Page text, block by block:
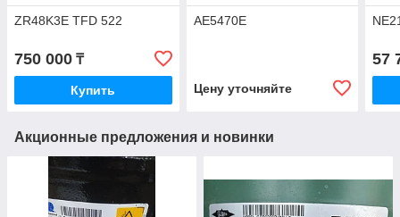
ZR48K3E TFD 522
750 000 ₸
Купить
AE5470E
Цену уточняйте
57
Акционные предложения и новинки